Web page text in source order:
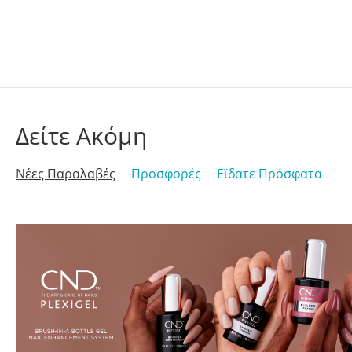
Δείτε Ακόμη
Νέες Παραλαβές Προσφορές Εϊδατε Πρόσφατα